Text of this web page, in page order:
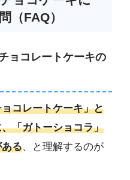
（FAQ）
ョコレートケーキの
コレートケーキ」と
「ガトーショコラ」
る、と理解するのが